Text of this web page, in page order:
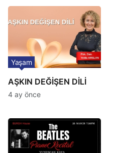
AŞKIN DEĞİŞEN DİLİ
Yaşam
4 ay önce